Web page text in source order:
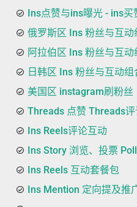
Ins点赞与ins曝光 - ins买
俄罗斯区 Ins 粉丝与互动
阿拉伯区 Ins 粉丝与互动
日韩区 Ins 粉丝与互动组
美国区 instagram刷粉丝
Threads 点赞 Threads
Ins Reels评论互动
Ins Story 浏览、投票
Ins Reels 互动套餐包
Ins Mention 定向提及推